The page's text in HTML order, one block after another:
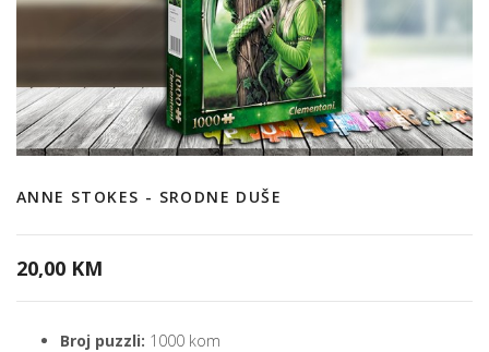
ANNE STOKES - SRODNE DUŠE
20,00 KM
Broj puzzli: 1000 kom